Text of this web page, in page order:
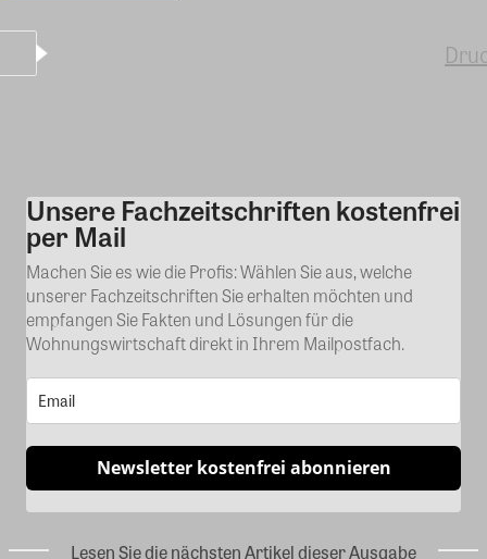
Kommentar
Unsere Fachzeitschriften kostenfrei
per Mail
Machen Sie es wie die Profis: Wählen Sie aus, welche
unserer Fachzeitschriften Sie erhalten möchten und
empfangen Sie Fakten und Lösungen für die
Wohnungswirtschaft direkt in Ihrem Mailpostfach.
Newsletter kostenfrei abonnieren
Lesen Sie die nächsten Artikel dieser Ausgabe